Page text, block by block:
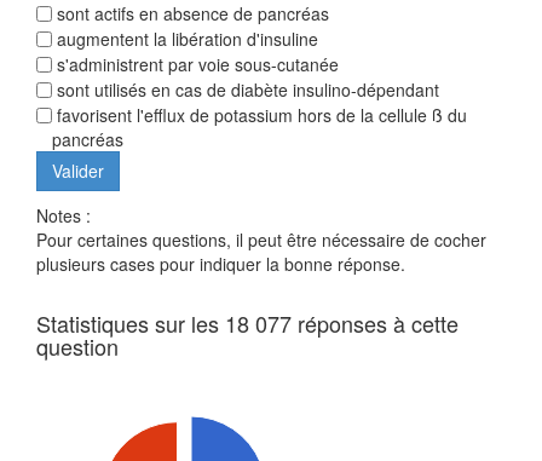
sont actifs en absence de pancréas
augmentent la libération d'insuline
s'administrent par voie sous-cutanée
sont utilisés en cas de diabète insulino-dépendant
favorisent l'efflux de potassium hors de la cellule ß du
pancréas
Notes :
Pour certaines questions, il peut être nécessaire de cocher
plusieurs cases pour indiquer la bonne réponse.
Statistiques sur les 18 077 réponses à cette
question